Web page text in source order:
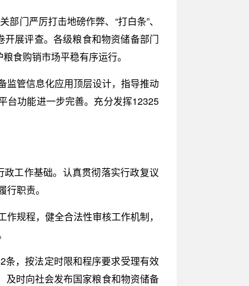
门严厉打击地磅作弊、“打白条”、
展评查。各级粮食和物资储备部门
食购销市场平稳有序运行。
监管信息化应用顶层设计，指导推动
台功能进一步完善。充分发挥12325
工作基础。认真贯彻落实行政复议
职责。
规程，健全合法性审核工作机制，
条，按法定时限和程序要求受理有效
及时向社会发布国家粮食和物资储备